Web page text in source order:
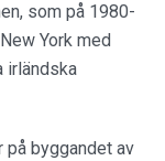
som på 1980-
York med
irländska
på byggandet av